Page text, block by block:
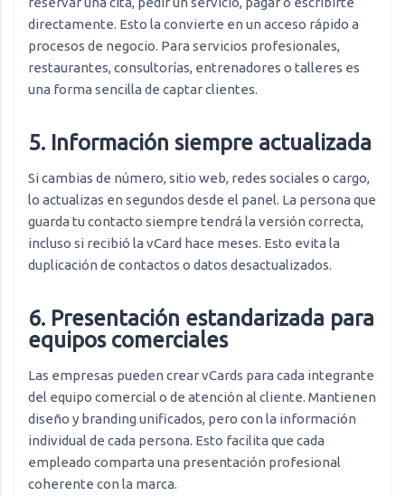
directamente. Esto la convierte en un acceso rápido a
procesos de negocio. Para servicios profesionales,
restaurantes, consultorías, entrenadores o talleres es
una forma sencilla de captar clientes.
5. Información siempre actualizada
Si cambias de número, sitio web, redes sociales o cargo,
lo actualizas en segundos desde el panel. La persona que
guarda tu contacto siempre tendrá la versión correcta,
incluso si recibió la vCard hace meses. Esto evita la
duplicación de contactos o datos desactualizados.
6. Presentación estandarizada para
equipos comerciales
Las empresas pueden crear vCards para cada integrante
del equipo comercial o de atención al cliente. Mantienen
diseño y branding unificados, pero con la información
individual de cada persona. Esto facilita que cada
empleado comparta una presentación profesional
coherente con la marca.